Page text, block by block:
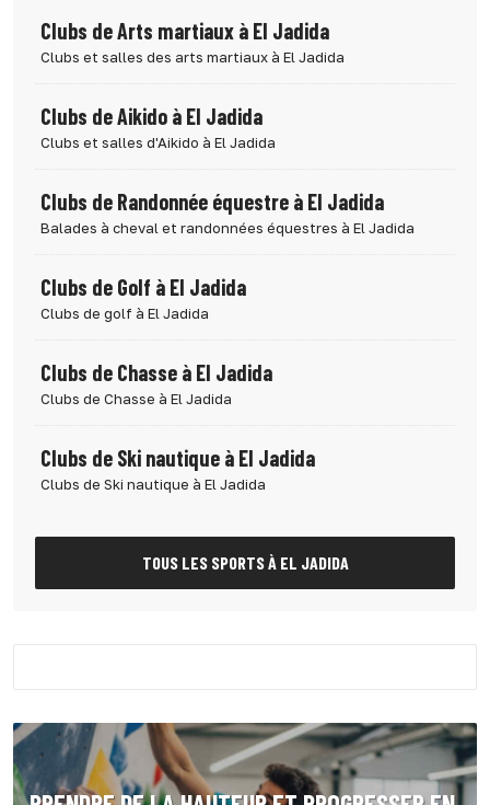
Clubs de Arts martiaux à El Jadida
Clubs et salles des arts martiaux à El Jadida
Clubs de Aikido à El Jadida
Clubs et salles d'Aikido à El Jadida
Clubs de Randonnée équestre à El Jadida
Balades à cheval et randonnées équestres à El Jadida
Clubs de Golf à El Jadida
Clubs de golf à El Jadida
Clubs de Chasse à El Jadida
Clubs de Chasse à El Jadida
Clubs de Ski nautique à El Jadida
Clubs de Ski nautique à El Jadida
TOUS LES SPORTS À EL JADIDA